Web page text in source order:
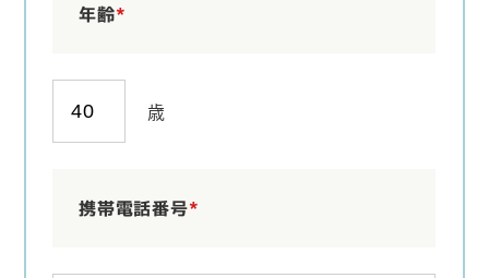
年齢*
歳
携帯電話番号*